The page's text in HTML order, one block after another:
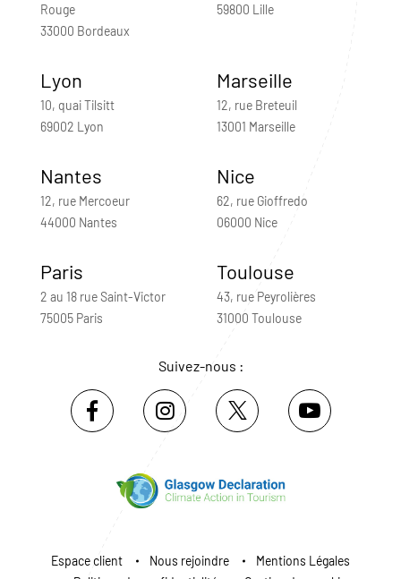
Rouge
33000 Bordeaux
59800 Lille
Lyon
10, quai Tilsitt
69002 Lyon
Marseille
12, rue Breteuil
13001 Marseille
Nantes
12, rue Mercoeur
44000 Nantes
Nice
62, rue Gioffredo
06000 Nice
Paris
2 au 18 rue Saint-Victor
75005 Paris
Toulouse
43, rue Peyrolières
31000 Toulouse
Suivez-nous :
Espace client Nous rejoindre
Mentions Légales